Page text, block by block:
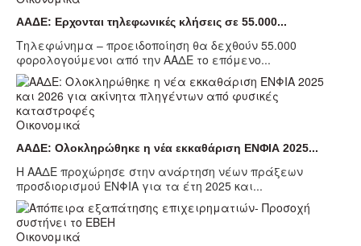
ΑΑΔΕ: Ερχονται τηλεφωνικές κλήσεις σε 55.000...
Τηλεφώνημα – προειδοποίηση θα δεχθούν 55.000
φορολογούμενοι από την ΑΑΔΕ το επόμενο...
Οικονομικά
ΑΑΔΕ: Ολοκληρώθηκε η νέα εκκαθάριση ΕΝΦΙΑ 2025...
Η ΑΑΔΕ προχώρησε στην ανάρτηση νέων πράξεων
προσδιορισμού ΕΝΦΙΑ για τα έτη 2025 και...
Οικονομικά